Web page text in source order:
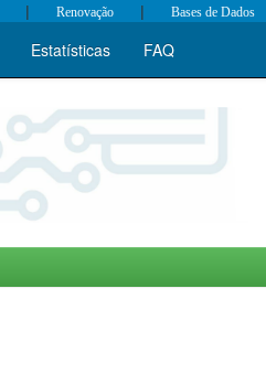
| Renovação | Bases de Dados
Estatísticas FAQ